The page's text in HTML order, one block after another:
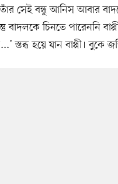
তাঁর সেই বন্ধু আনিস আবার
বাদলকে চিনতে পারেননি
স্তব্ধ হয়ে যান বাপ্পী। বুকে